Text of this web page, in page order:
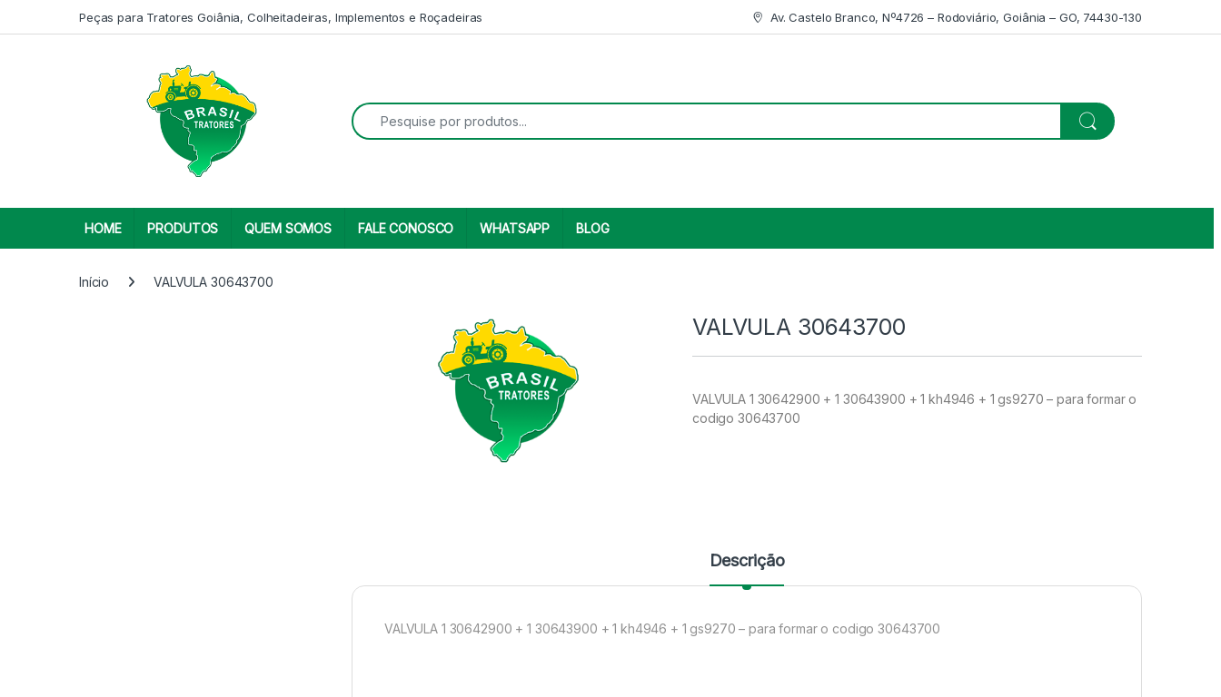
Peças para Tratores Goiânia, Colheitadeiras, Implementos e Roçadeiras Av. Castelo Branco, Nº4726 – Rodoviário, Goiânia – GO, 74430-130
Search for:
HOME PRODUTOS QUEM SOMOS FALE CONOSCO WHATSAPP BLOG
Início VALVULA 30643700
VALVULA 30643700
VALVULA 1 30642900 + 1 30643900 + 1 kh4946 + 1 gs9270 – para formar o
codigo 30643700
Descrição
VALVULA 1 30642900 + 1 30643900 + 1 kh4946 + 1 gs9270 – para formar o codigo 30643700